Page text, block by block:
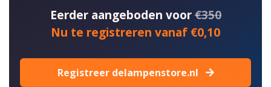
Eerder aangeboden voor€350
Nu te registreren vanaf €0,10
Registreer delampenstore.nl